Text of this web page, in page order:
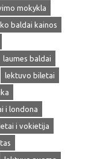
mokykla
baldai kainos
laumes baldai
lektuvo biletai
i londona
i vokietija